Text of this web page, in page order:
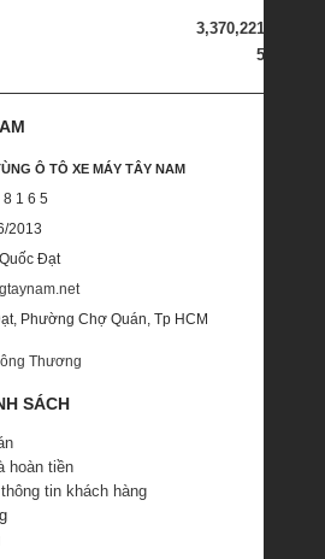
3,370,221
5
Ô TÔ XE MÁY TÂY NAM
1 6 5
2013
Đạt
Phường Chợ Quán, Tp HCM
SÁCH
hoàn tiền
tin khách hàng